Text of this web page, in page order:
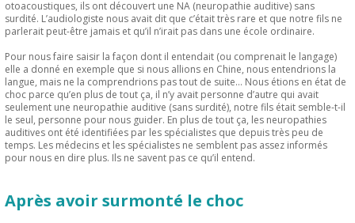
otoacoustiques, ils ont découvert une NA (neuropathie auditive) sans
surdité. L’audiologiste nous avait dit que c’était très rare et que notre fils ne
parlerait peut-être jamais et qu’il n’irait pas dans une école ordinaire.
Pour nous faire saisir la façon dont il entendait (ou comprenait le langage)
elle a donné en exemple que si nous allions en Chine, nous entendrions la
langue, mais ne la comprendrions pas tout de suite… Nous étions en état de
choc parce qu’en plus de tout ça, il n’y avait personne d’autre qui avait
seulement une neuropathie auditive (sans surdité), notre fils était semble-t-il
le seul, personne pour nous guider. En plus de tout ça, les neuropathies
auditives ont été identifiées par les spécialistes que depuis très peu de
temps. Les médecins et les spécialistes ne semblent pas assez informés
pour nous en dire plus. Ils ne savent pas ce qu’il entend.
Après avoir surmonté le choc